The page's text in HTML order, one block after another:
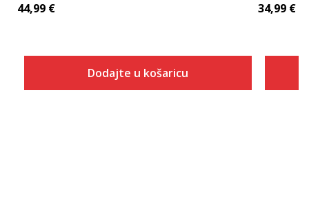
44,99 €
Dodajte u košaricu
34,99 €